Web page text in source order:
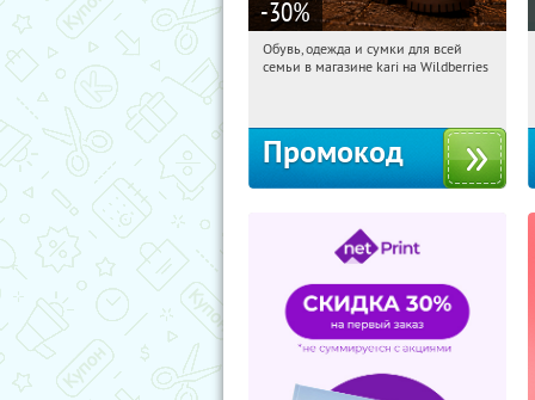
-30%
15:09:48 Получили:
Обувь, одежда и сумки для всей
семьи в магазине kari на Wildberries
Промокод